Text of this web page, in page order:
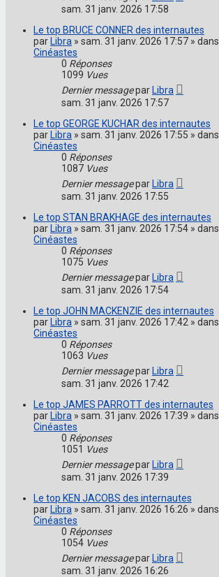
sam. 31 janv. 2026 17:58
Le top BRUCE CONNER des internautes
parLibra » sam. 31 janv. 2026 17:57 » dans
Cinéastes
0 Réponses
1099 Vues
Dernier messageparLibra
sam. 31 janv. 2026 17:57
Le top GEORGE KUCHAR des internautes
parLibra » sam. 31 janv. 2026 17:55 » dans
Cinéastes
0 Réponses
1087 Vues
Dernier messageparLibra
sam. 31 janv. 2026 17:55
Le top STAN BRAKHAGE des internautes
parLibra » sam. 31 janv. 2026 17:54 » dans
Cinéastes
0 Réponses
1075 Vues
Dernier messageparLibra
sam. 31 janv. 2026 17:54
Le top JOHN MACKENZIE des internautes
parLibra » sam. 31 janv. 2026 17:42 » dans
Cinéastes
0 Réponses
1063 Vues
Dernier messageparLibra
sam. 31 janv. 2026 17:42
Le top JAMES PARROTT des internautes
parLibra » sam. 31 janv. 2026 17:39 » dans
Cinéastes
0 Réponses
1051 Vues
Dernier messageparLibra
sam. 31 janv. 2026 17:39
Le top KEN JACOBS des internautes
parLibra » sam. 31 janv. 2026 16:26 » dans
Cinéastes
0 Réponses
1054 Vues
Dernier messageparLibra
sam. 31 janv. 2026 16:26